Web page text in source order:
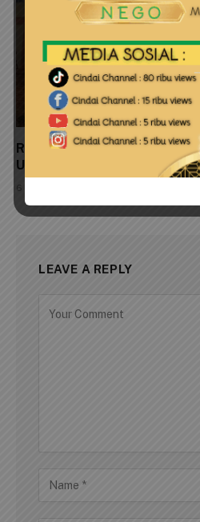
Resmikan Implementasi
Ucapkan Terima Kasih
6 Agustus 2026
LEAVE A REPLY